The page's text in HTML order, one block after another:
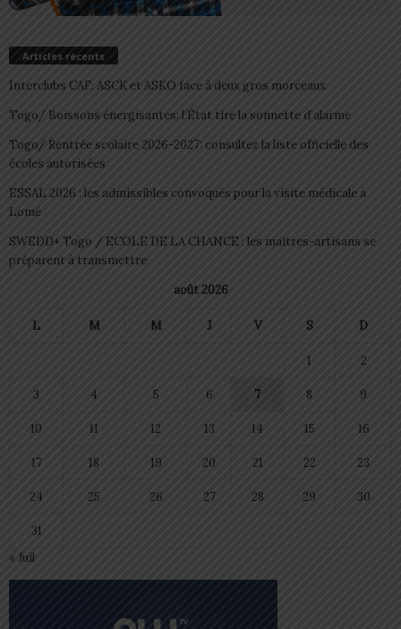
Articles récents
Interclubs CAF: ASCK et ASKO face à deux gros morceaux
Togo/ Boissons énergisantes: l’État tire la sonnette d’alarme
Togo/ Rentrée scolaire 2026-2027: consultez la liste officielle des
écoles autorisées
ESSAL 2026 : les admissibles convoqués pour la visite médicale à
Lomé
SWEDD+ Togo / ECOLE DE LA CHANCE : les maitres-artisans se
préparent à transmettre
août 2026
L M M J V S D
1 2
3 4 5 6 7 8 9
10 11 12 13 14 15 16
17 18 19 20 21 22 23
24 25 26 27 28 29 30
31
« Juil